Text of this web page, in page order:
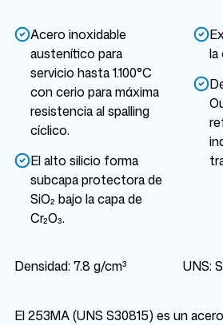
Acero inoxidable
austenítico para
servicio hasta 1.100°C
con cerio para máxima
resistencia al spalling
cíclico.
El alto silicio forma
subcapa protectora de
SiO₂ bajo la capa de
Cr₂O₃.
la
Densidad: 7.8 g/cm³ UNS:
El 253MA (UNS S30815) es un